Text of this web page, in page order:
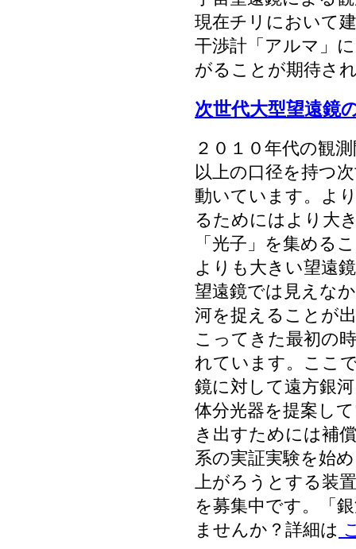
現在チリにおいて
干渉計「アルマ」
がることが期待さ
次世代大型望遠鏡
２０１０年代の観
以上の口径を持つ
動いています。よ
るためにはより大
「光子」を集める
よりも大きい望遠
望遠鏡では見えな
河を捉えることが
こってきた最初の
れています。ここ
鏡に対して遠方銀
体分光器を提案し
き出すためには補
系の実証実験を始
上がろうとする装
を募集中です。「
ませんか？詳細は